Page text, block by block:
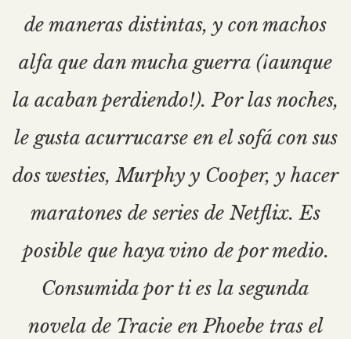
de maneras distintas, y con machos
alfa que dan mucha guerra (¡aunque
la acaban perdiendo!). Por las noches,
le gusta acurrucarse en el sofá con sus
dos westies, Murphy y Cooper, y hacer
maratones de series de Netflix. Es
posible que haya vino de por medio.
Consumida por ti es la segunda
novela de Tracie en Phoebe tras el